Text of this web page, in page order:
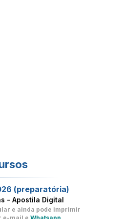
(preparatória)
- Apostila Digital
e ainda pode imprimir